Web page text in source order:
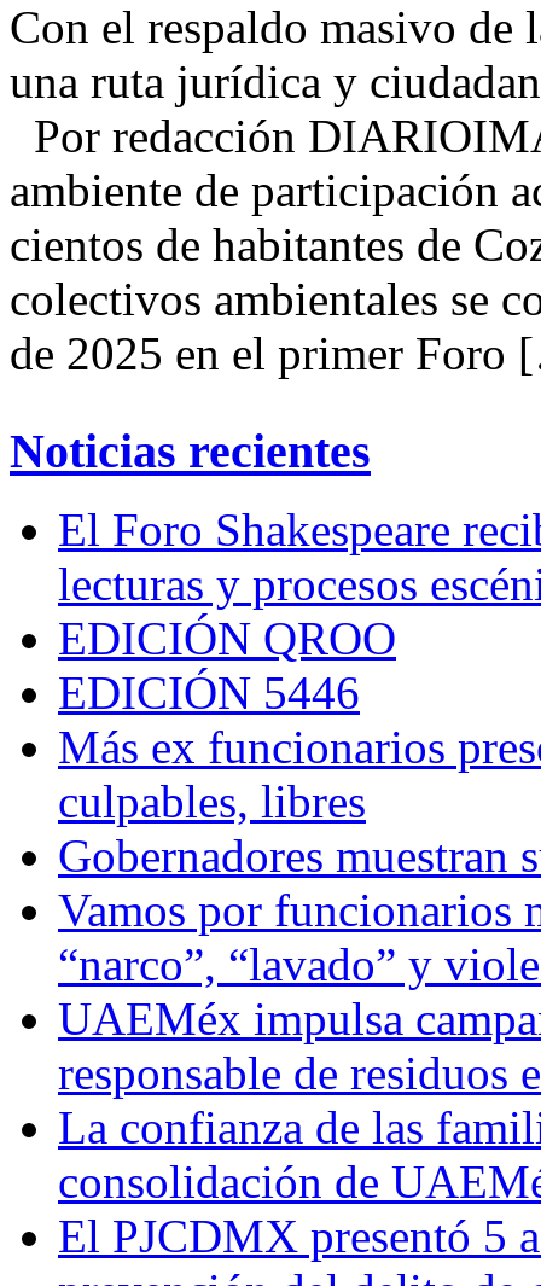
Con el respaldo masivo
una ruta jurídica y
Por redacción
ambiente de participación
cientos de habitantes de
colectivos ambientales se
de 2025 en el primer
Noticias recientes
El Foro Shakespeare
lecturas y procesos
EDICIÓN QROO
EDICIÓN 5446
Más ex funcionarios
culpables, libres
Gobernadores muestran
Vamos por funcionarios
“narco”, “lavado” y
UAEMéx impulsa
responsable de residuos
La confianza de las
consolidación de
El PJCDMX presentó 5